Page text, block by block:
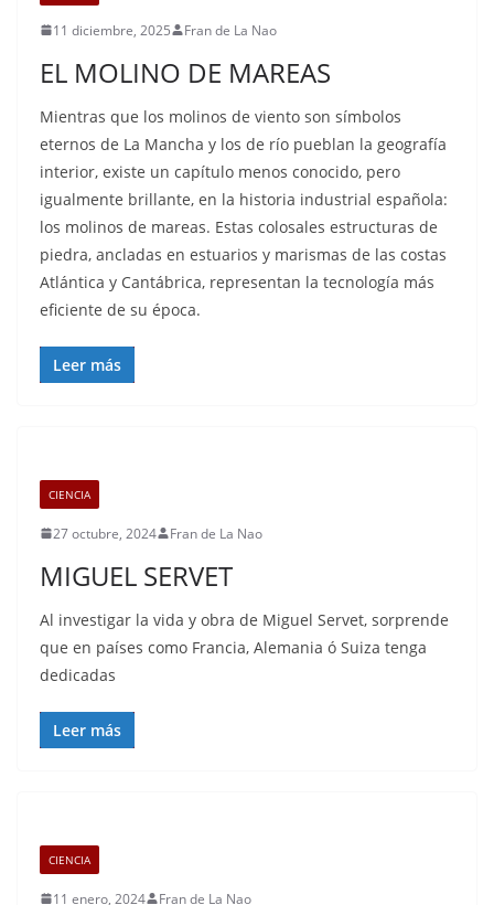
11 diciembre, 2025 Fran de La Nao
EL MOLINO DE MAREAS
Mientras que los molinos de viento son símbolos
eternos de La Mancha y los de río pueblan la geografía
interior, existe un capítulo menos conocido, pero
igualmente brillante, en la historia industrial española:
los molinos de mareas. Estas colosales estructuras de
piedra, ancladas en estuarios y marismas de las costas
Atlántica y Cantábrica, representan la tecnología más
eficiente de su época.
Leer más
CIENCIA
27 octubre, 2024 Fran de La Nao
MIGUEL SERVET
Al investigar la vida y obra de Miguel Servet, sorprende
que en países como Francia, Alemania ó Suiza tenga
dedicadas
Leer más
CIENCIA
11 enero, 2024 Fran de La Nao